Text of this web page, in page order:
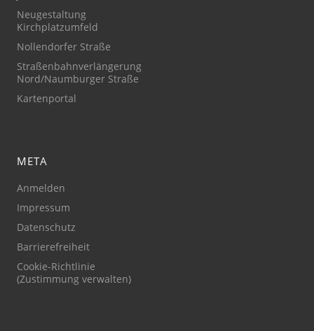
Neugestaltung
Kirchplatzumfeld
Nollendorfer Straße
Straßenbahnverlängerung
Nord/Naumburger Straße
Kartenportal
META
Anmelden
Impressum
Datenschutz
Barrierefreiheit
Cookie-Richtlinie
(Zustimmung verwalten)